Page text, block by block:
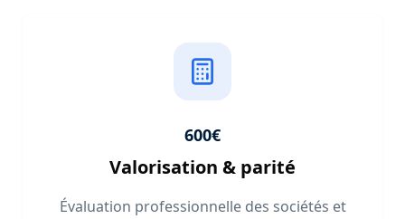
600€
Valorisation & parité
Évaluation professionnelle des sociétés et